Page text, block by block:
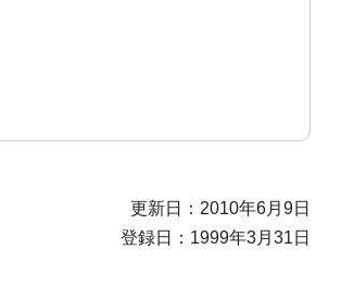
更新日：2010年6月9日
登録日：1999年3月31日